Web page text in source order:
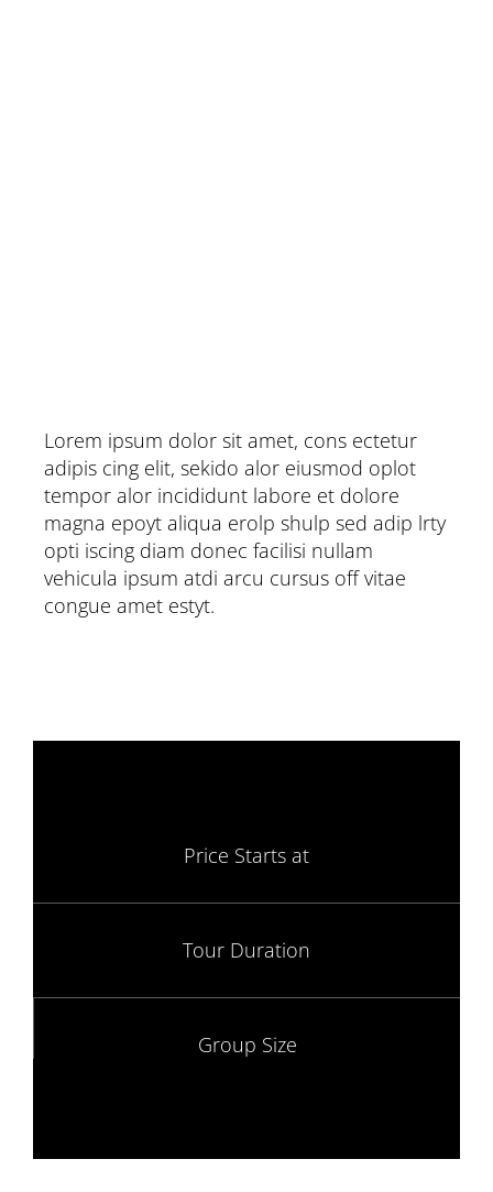
Lorem ipsum dolor sit amet, cons ectetur
adipis cing elit, sekido alor eiusmod oplot
tempor alor incididunt labore et dolore
magna epoyt aliqua erolp shulp sed adip lrty
opti iscing diam donec facilisi nullam
vehicula ipsum atdi arcu cursus off vitae
congue amet estyt.
Price Starts at
Tour Duration
Group Size